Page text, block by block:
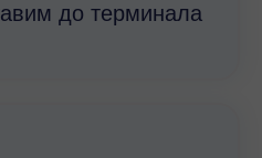
до терминала